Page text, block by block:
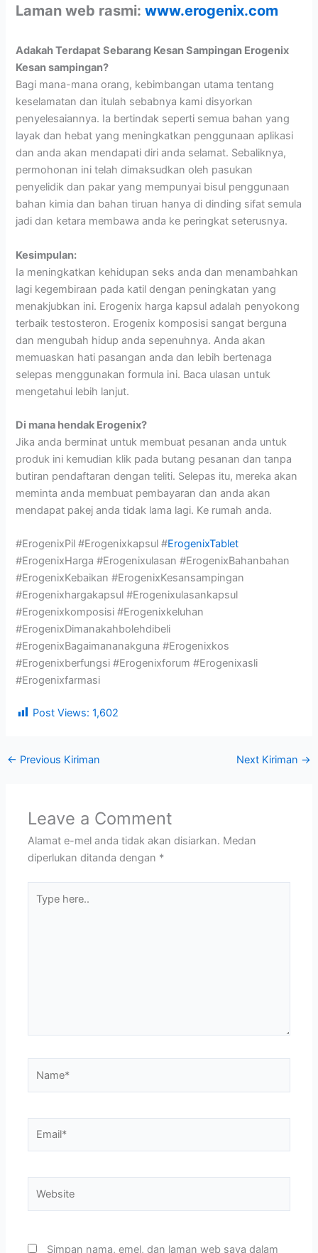
Laman web rasmi:www.erogenix.com
Adakah Terdapat Sebarang Kesan Sampingan Erogenix
Kesan sampingan?
Bagi mana-mana orang, kebimbangan utama tentang
keselamatan dan itulah sebabnya kami disyorkan
penyelesaiannya. Ia bertindak seperti semua bahan yang
layak dan hebat yang meningkatkan penggunaan aplikasi
dan anda akan mendapati diri anda selamat. Sebaliknya,
permohonan ini telah dimaksudkan oleh pasukan
penyelidik dan pakar yang mempunyai bisul penggunaan
bahan kimia dan bahan tiruan hanya di dinding sifat semula
jadi dan ketara membawa anda ke peringkat seterusnya.
Kesimpulan:
Ia meningkatkan kehidupan seks anda dan menambahkan
lagi kegembiraan pada katil dengan peningkatan yang
menakjubkan ini. Erogenix harga kapsul adalah penyokong
terbaik testosteron. Erogenix komposisi sangat berguna
dan mengubah hidup anda sepenuhnya. Anda akan
memuaskan hati pasangan anda dan lebih bertenaga
selepas menggunakan formula ini. Baca ulasan untuk
mengetahui lebih lanjut.
Di mana hendak Erogenix?
Jika anda berminat untuk membuat pesanan anda untuk
produk ini kemudian klik pada butang pesanan dan tanpa
butiran pendaftaran dengan teliti. Selepas itu, mereka akan
meminta anda membuat pembayaran dan anda akan
mendapat pakej anda tidak lama lagi. Ke rumah anda.
#ErogenixPil #Erogenixkapsul #ErogenixTablet
#ErogenixHarga #Erogenixulasan #ErogenixBahanbahan
#ErogenixKebaikan #ErogenixKesansampingan
#Erogenixhargakapsul #Erogenixulasankapsul
#Erogenixkomposisi #Erogenixkeluhan
#ErogenixDimanakahbolehdibeli
#ErogenixBagaimananakguna #Erogenixkos
#Erogenixberfungsi #Erogenixforum #Erogenixasli
#Erogenixfarmasi
Post Views: 1,602
← Previous Kiriman Next Kiriman →
Leave a Comment
Alamat e-mel anda tidak akan disiarkan. Medan
diperlukan ditanda dengan *
here..
Simpan nama, emel, dan laman web saya dalam